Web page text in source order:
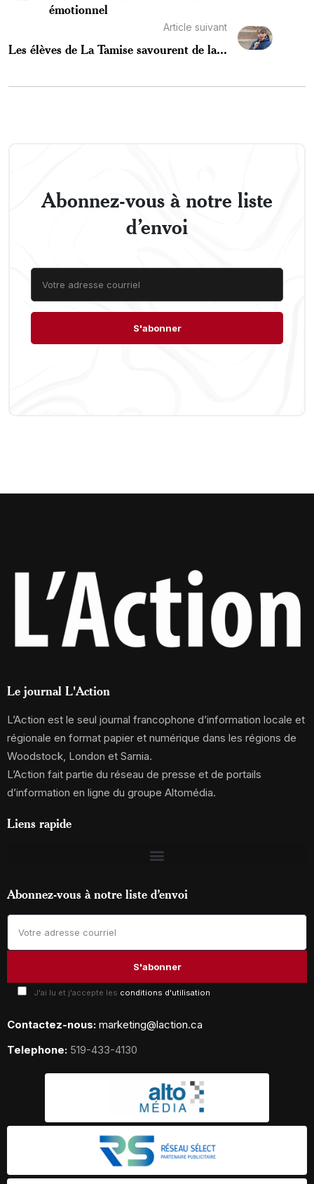
émotionnel
Article suivant
Les élèves de La Tamise savourent de la...
Abonnez-vous à notre liste
d’envoi
Le journal L'Action
L’Action est le seul journal francophone d’information locale et
régionale en format papier et numérique dans les régions de
Woodstock, London et Sarnia.
L’Action fait partie du réseau de presse et de portails
d’information en ligne du groupe Altomédia.
Liens rapide
Abonnez-vous à notre liste d’envoi
J'ai lu et j'accepte les conditions d'utilisation
Contactez-nous: marketing@laction.ca
Telephone: 519-433-4130